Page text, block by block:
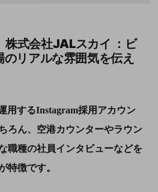
株式会社JALスカイ ：ビ
のリアルな雰囲気を伝え
用するInstagram採用アカウン
ろん、空港カウンターやラウン
職種の社員インタビューなどを
特徴です。